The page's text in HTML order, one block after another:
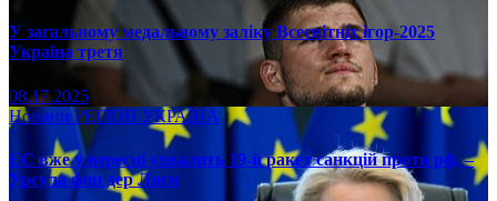
У загальному медальному заліку Всесвітніх ігор-2025
Україна третя
08.17.2025
НовиниРЕГІОН УКРАЇНА
ЄС вже у вересні ухвалить 19-й ракет санкцій проти рф, –
Урсула фон дер Ляєн